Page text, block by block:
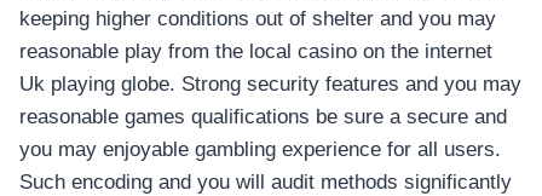
keeping higher conditions out of shelter and you may
reasonable play from the local casino on the internet
Uk playing globe. Strong security features and you may
reasonable games qualifications be sure a secure and
you may enjoyable gambling experience for all users.
Such encoding and you will audit methods significantly